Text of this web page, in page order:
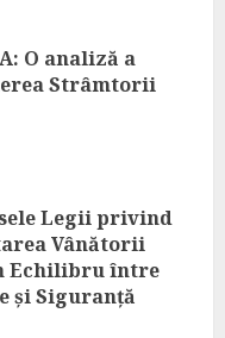
O analiză a
Strâmtorii
Legii privind
Vânătorii
Echilibru între
și Siguranță